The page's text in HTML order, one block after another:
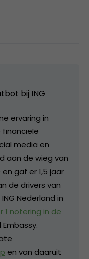
bij ING
ervaring in
financiële
media en
aan de wieg van
gaf er 1,5 jaar
de drivers van
Nederland in
1 notering in de
Embassy.
en van daaruit